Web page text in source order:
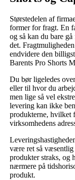
Størstedelen af
former for fragt. En
og så kan du bare
det.
endvidere den
Barents Pro Shorts
Du bør ligeledes
eller til hvor du
men lige så vel
levering kan ikke
produkterne, hvilket
virksomhedens
være ret så
produkter straks, og
nærmere på
produkt.